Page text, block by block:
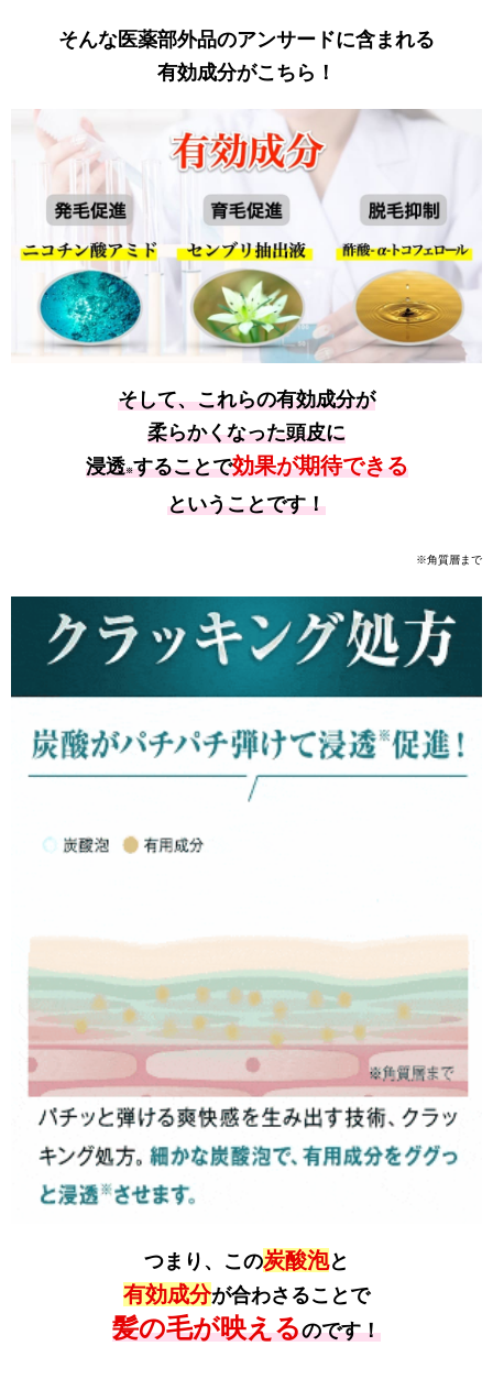
そんな医薬部外品のアンサードに含まれる
有効成分がこちら！
そして、これらの有効成分が
柔らかくなった頭皮に
浸透※することで効果が期待できる
ということです！
※角質層まで
つまり、この炭酸泡と
有効成分が合わさることで
髪の毛が映えるのです！